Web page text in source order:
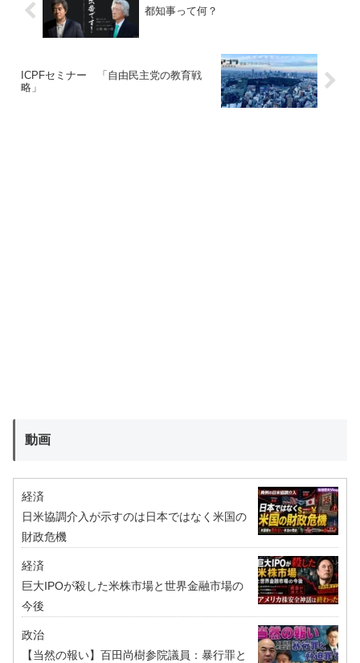
都知事って何？
ICPFセミナー 「自由民主党の教育戦
略」
動画
経済
日米協調介入が示すのは日本ではなく米国の
財政危機
経済
巨大IPOが殺した米株市場と世界金融市場の
今後
政治
【当然の報い】百田尚樹参院議員：暴行罪と